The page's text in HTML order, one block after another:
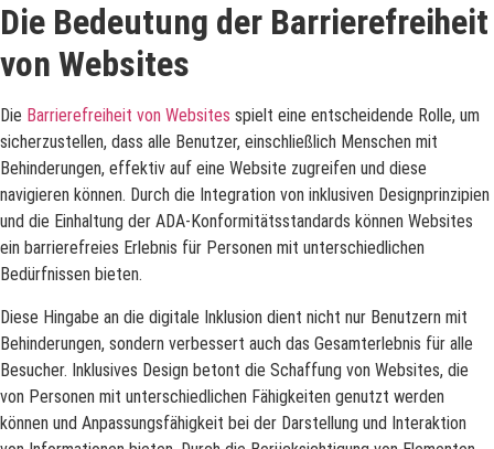
Die Bedeutung der Barrierefreiheit
von Websites
Die Barrierefreiheit von Websites spielt eine entscheidende Rolle, um
sicherzustellen, dass alle Benutzer, einschließlich Menschen mit
Behinderungen, effektiv auf eine Website zugreifen und diese
navigieren können. Durch die Integration von inklusiven Designprinzipien
und die Einhaltung der ADA-Konformitätsstandards können Websites
ein barrierefreies Erlebnis für Personen mit unterschiedlichen
Bedürfnissen bieten.
Diese Hingabe an die digitale Inklusion dient nicht nur Benutzern mit
Behinderungen, sondern verbessert auch das Gesamterlebnis für alle
Besucher. Inklusives Design betont die Schaffung von Websites, die
von Personen mit unterschiedlichen Fähigkeiten genutzt werden
können und Anpassungsfähigkeit bei der Darstellung und Interaktion